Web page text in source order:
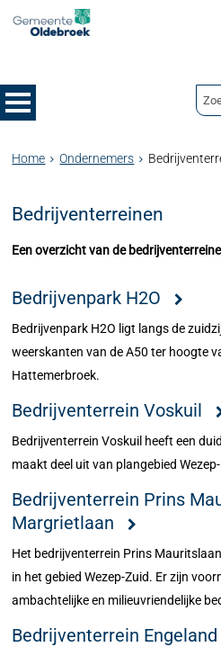
Home Ondernemers
Bedrijventerreinen
Een overzicht van de
Bedrijvenpark H2O
Bedrijvenpark H2O ligt langs de
weerskanten van de A50 ter hoogte
Hattemerbroek.
Bedrijventerrein Voskuil
Bedrijventerrein Voskuil heeft een
maakt deel uit van plangebied
Bedrijventerrein Prins
Margrietlaan
Het bedrijventerrein Prins
in het gebied Wezep-Zuid. Er zijn
ambachtelijke en milieuvriendelijke
Bedrijventerrein Engeland